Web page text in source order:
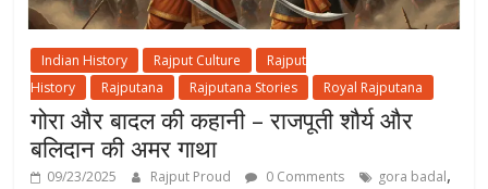
Indian History Rajput Culture
Rajput
History
Rajputana Rajputana Stories Royal Rajputana
गोरा और बादल की कहानी – राजपूती शौर्य और
बलिदान की अमर गाथा
09/23/2025 Rajput Proud 0 Comments gora badal,